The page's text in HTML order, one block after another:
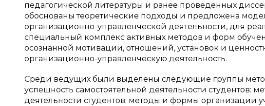
педагогической литературы и ранее проведенных
обоснованы теоретические подходы и предложена
организационно-управленческой деятельности, для
специальный комплекс активных методов и форм
осознанной мотивации, отношений, установок и
организационно-управленческую деятельность.
Среди ведущих были выделены следующие группы
успешность самостоятельной деятельности студентов:
деятельности студентов; методы и формы организации